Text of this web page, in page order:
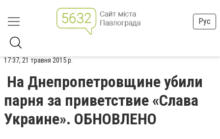
Рус
17:37, 21 травня 2015 р.
На Днепропетровщине убили
парня за приветствие «Слава
Украине». ОБНОВЛЕНО